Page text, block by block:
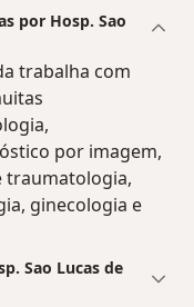
por Hosp. Sao
trabalha com
por imagem,
ginecologia e
Sao Lucas de